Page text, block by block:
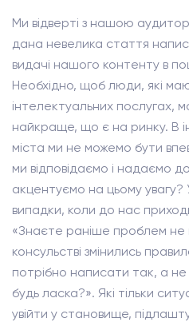
Ми відверті з нашою
дана невелика стаття
видачі нашого контенту в
Необхідно, щоб люди, які
інтелектуальних послугах,
найкраще, що є на ринку. В
міста ми не можемо бути
ми відповідаємо і надаємо
акцентуємо на цьому
випадки, коли до нас
«Знаєте раніше проблем не
консульстві змінились
потрібно написати так, а
будь ласка?». Які тільки
увійти у становище,